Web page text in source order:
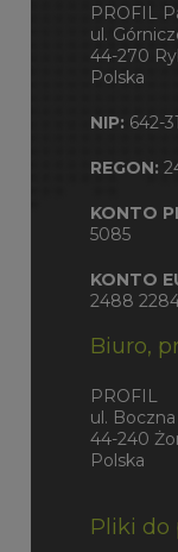
PROFIL
ul.
44-270
Polska
NIP: 642-
REGON:
KONTO
5085
KONTO
2488
Biuro,
PROFIL
ul.
44-240
Polska
Pliki do